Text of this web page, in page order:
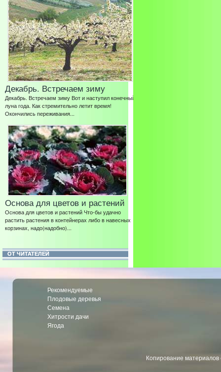
Декабрь. Встречаем зиму
Декабрь. Встречаем зиму Вот и наступил конечный
луна года. Как стремительно летит время!
Окончились переживания...
Основа для цветов и растений
Основа для цветов и растений Что-бы удачно
растить растения в контейнерах либо в навесных
корзинах, надо(надобно)...
ОТ ЧИТАТЕЛЕЙ
Рекомендуемые
Плодовые деревья
Семена
Хитрости дачи
Ягода
Копирование